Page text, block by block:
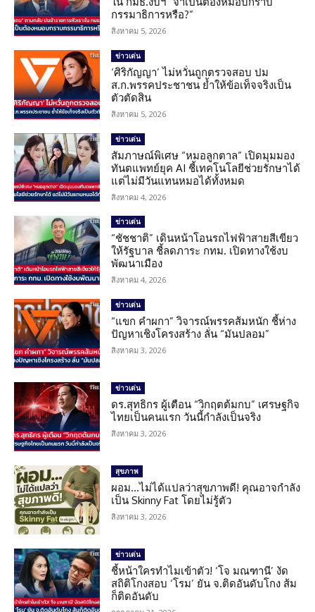
กรรมาธิการหรือ?”
สิงหาคม 5, 2026
ข่าวเด่น
‘ศิริกัญญา’ ไม่หวั่นถูกตรวจสอบ ปม
ส.ก.พรรคประชาชน ย้ำให้ข้อเท็จจริงเป็น
ตัวตัดสิน
สิงหาคม 5, 2026
ข่าวเด่น
สัมภาษณ์พิเศษ “หมอลูกตาล” เปิดมุมมอง
ทันตแพทย์ยุค AI ชี้เทคโนโลยีช่วยรักษาได้
แต่ไม่มีวันแทนหมอได้ทั้งหมด
สิงหาคม 4, 2026
ข่าวเด่น
“ชัชชาติ” เดินหน้าโอนรถไฟฟ้าสายสีเขียว
ให้รัฐบาล ชี้ลดภาระ กทม. เปิดทางใช้งบ
พัฒนาเมือง
สิงหาคม 4, 2026
ข่าวเด่น
“แขก คำผกา” วิจารณ์พรรคส้มหนัก ชี้ห่าง
ปัญหาเชิงโครงสร้าง ลั่น “มันปลอม”
สิงหาคม 3, 2026
ข่าวเด่น
ดร.สุทธิกร ผู้เตือน “วิกฤตต้มกบ” เศรษฐกิจ
ไทยเป็นคนแรก วันนี้กำลังเป็นจริง
สิงหาคม 3, 2026
สุขภาพ
ผอม…ไม่ได้แปลว่าสุขภาพดี! คุณอาจกำลัง
เป็น Skinny Fat โดยไม่รู้ตัว
สิงหาคม 3, 2026
ข่าวเด่น
ชี้หน้าใครทำไมเข้าตัว! ‘โจ มณฑานี’ งัด
สถิติโกงสอบ ‘โรม’ ยัน จ.ติดอันดับโกง ส้ม
ก็ติดอันดับ